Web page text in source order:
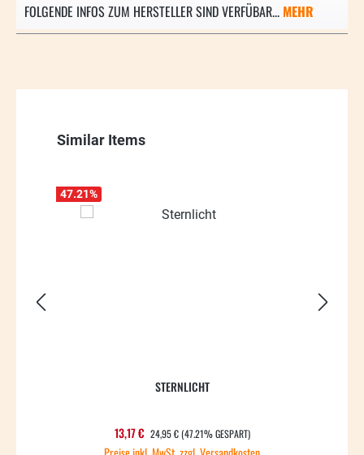
FOLGENDE INFOS ZUM HERSTELLER SIND VERFÜBAR... MEHR
Produktgalerie überspringen
Similar Items
47.21%
STERNLICHT
Verkaufspreis:
13,17 € REGULÄRER PREIS:
24,95 € (47.21% GESPART)